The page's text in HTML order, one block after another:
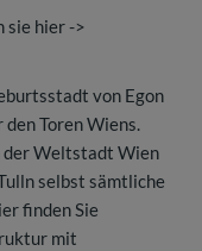
sie hier->
von Egon
Toren Wiens.
der Weltstadt Wien
selbst sämtliche
finden Sie
mit